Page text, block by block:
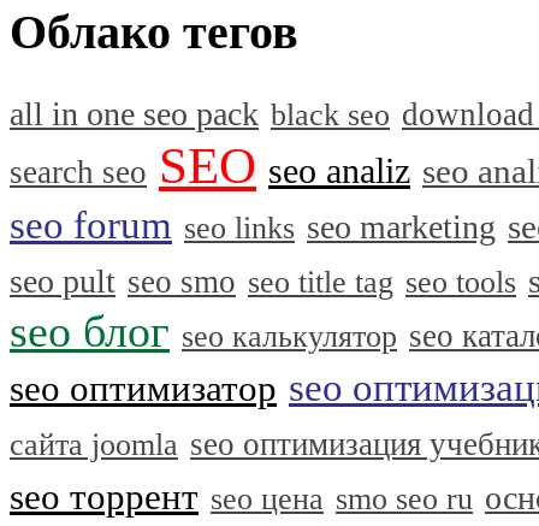
Облако тегов
all in one seo pack black seo download
search seo SEO seo analiz seo
seo forum seo links seo marketing
seo pult seo smo seo title tag seo tools
seo блог seo калькулятор seo
seo оптимизатор seo
сайта joomla seo оптимизация
seo торрент seo цена smo seo ru